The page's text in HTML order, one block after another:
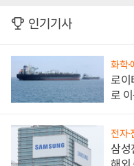
인기기사
화학·
로이
로
전자·
삼성